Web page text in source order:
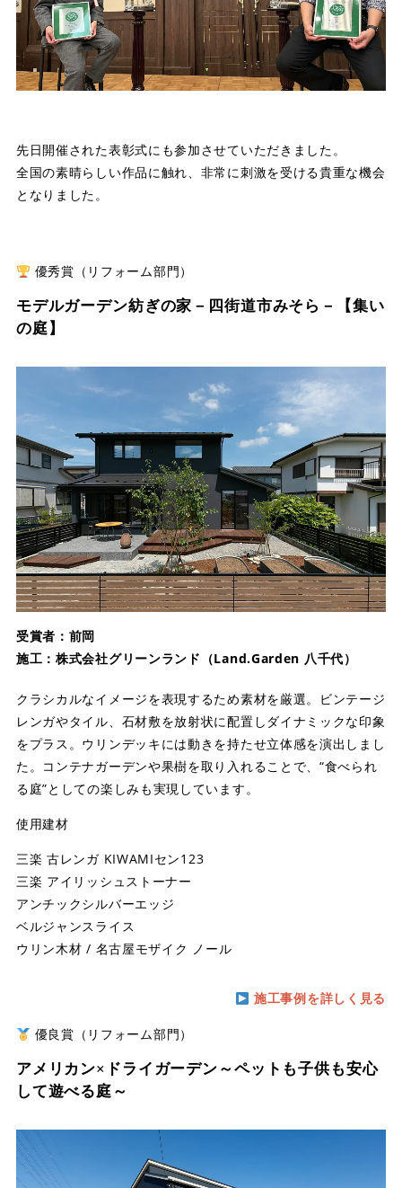
先日開催された表彰式にも参加させていただきました。
全国の素晴らしい作品に触れ、非常に刺激を受ける貴重な機会
となりました。
優秀賞（リフォーム部門）
モデルガーデン紡ぎの家－四街道市みそら－【集い
の庭】
受賞者：前岡
施工：株式会社グリーンランド（Land.Garden 八千代）
クラシカルなイメージを表現するため素材を厳選。ビンテージ
レンガやタイル、石材敷を放射状に配置しダイナミックな印象
をプラス。ウリンデッキには動きを持たせ立体感を演出しまし
た。コンテナガーデンや果樹を取り入れることで、“食べられ
る庭”としての楽しみも実現しています。
使用建材
三楽 古レンガ KIWAMIセン123
三楽 アイリッシュストーナー
アンチックシルバーエッジ
ベルジャンスライス
ウリン木材 / 名古屋モザイク ノール
施工事例を詳しく見る
優良賞（リフォーム部門）
アメリカン×ドライガーデン～ペットも子供も安心
して遊べる庭～